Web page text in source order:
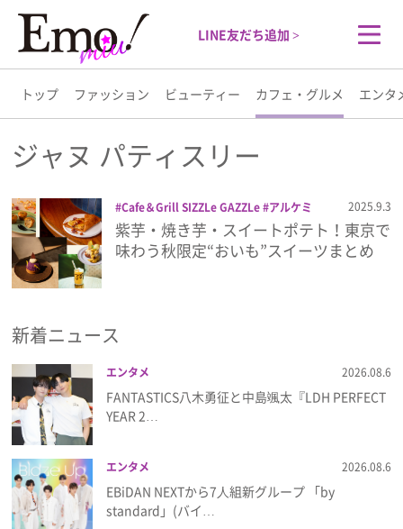
LINE友だち追加 >
トップ ファッション ビューティー カフェ・グルメ エンタ
トップ
ファッション
ビューティー
カフェ・グルメ
エンタメ
ライフスタイル
プレゼント
インタビュー
ジャヌ パティスリー
Cafe＆Grill SIZZLe GAZZLe
アルケミ
ー キオスク(ランタン) クレープ
さつ
まいも
さつまいもブリュレクレープ
ジ
ャヌ パティスリー
スイーツ
スイート
2025.9.3
紫芋・焼き芋・スイートポテト！東京で
味わう秋限定“おいも”スイーツまとめ
新着ニュース
エンタメ 2026.08.6
FANTASTICS八木勇征と中島颯太『LDH PERFECT
YEAR 2…
エンタメ 2026.08.6
EBiDAN NEXTから7⼈組新グループ 「by
standard」(バイ…